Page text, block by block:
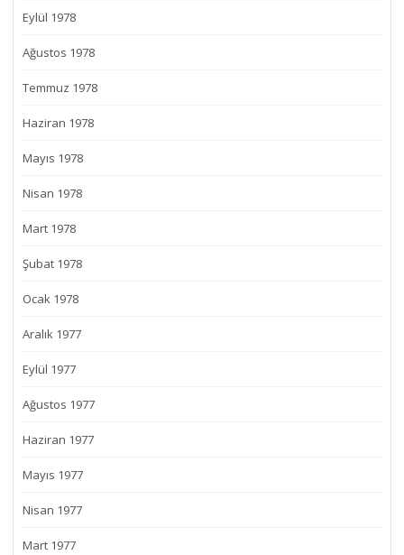
Eylül 1978
Ağustos 1978
Temmuz 1978
Haziran 1978
Mayıs 1978
Nisan 1978
Mart 1978
Şubat 1978
Ocak 1978
Aralık 1977
Eylül 1977
Ağustos 1977
Haziran 1977
Mayıs 1977
Nisan 1977
Mart 1977